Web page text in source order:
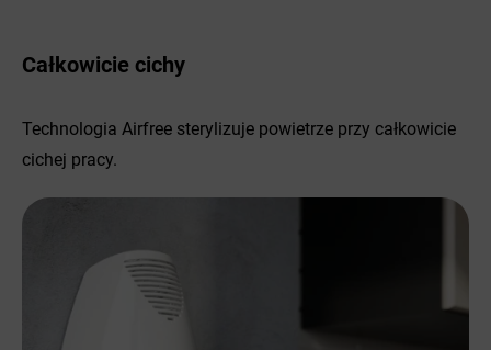
Całkowicie cichy
Technologia Airfree sterylizuje powietrze przy całkowicie
cichej pracy.